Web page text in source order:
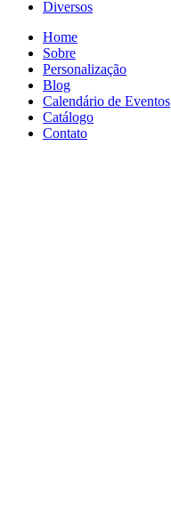
Diversos
Home
Sobre
Personalização
Blog
Calendário de Eventos
Catálogo
Contato